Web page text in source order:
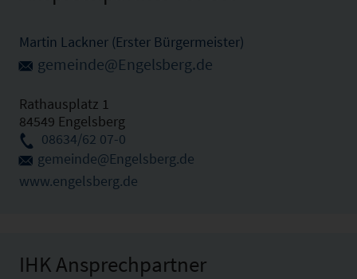
Martin Lackner (Erster Bürgermeister)
gemeinde@Engelsberg.de
Rathausplatz 1
84549 Engelsberg
08634/62 07-0
gemeinde@Engelsberg.de
www.engelsberg.de
IHK Ansprechpartner